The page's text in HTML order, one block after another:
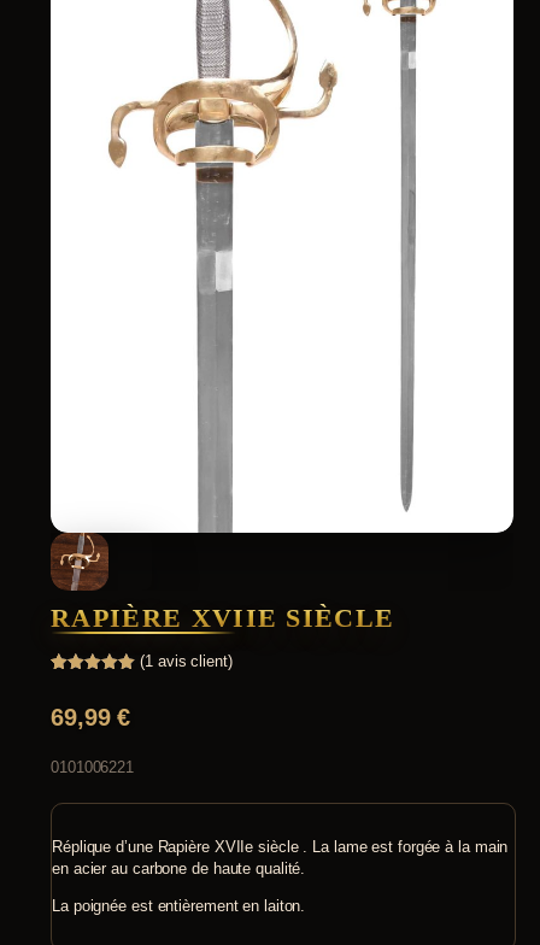
RAPIÈRE XVIIE SIÈCLE
basé sur
notation
(1 avis client)
69,99€
0101006221
Réplique d’une Rapière XVIIe siècle . La lame est forgée à la main
en acier au carbone de haute qualité.
La poignée est entièrement en laiton.